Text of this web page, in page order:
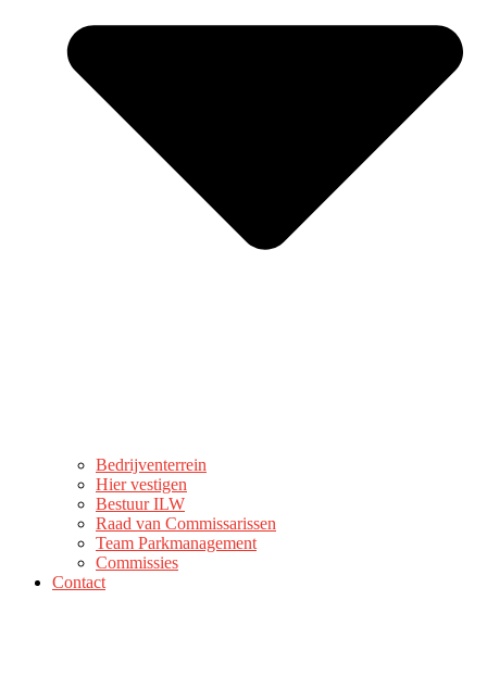
Bedrijventerrein
Hier vestigen
Bestuur ILW
Raad van Commissarissen
Team Parkmanagement
Commissies
Contact